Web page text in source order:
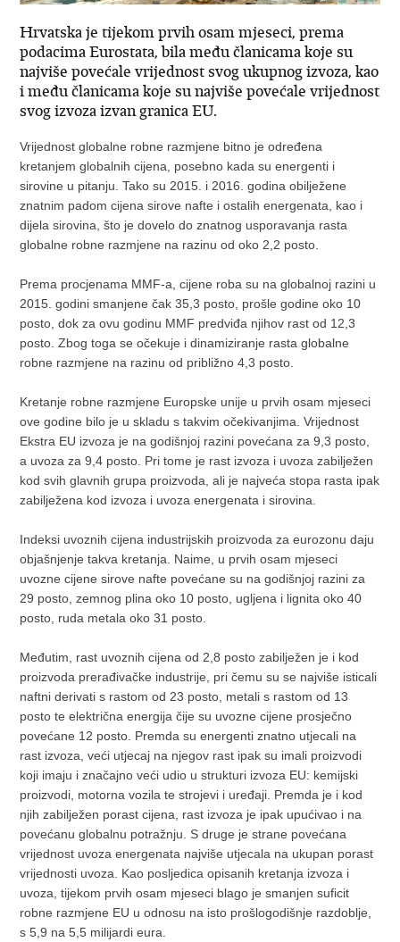
Hrvatska je tijekom prvih osam mjeseci, prema
podacima Eurostata, bila među članicama koje su
najviše povećale vrijednost svog ukupnog izvoza, kao
i među članicama koje su najviše povećale vrijednost
svog izvoza izvan granica EU.
Vrijednost globalne robne razmjene bitno je određena
kretanjem globalnih cijena, posebno kada su energenti i
sirovine u pitanju. Tako su 2015. i 2016. godina obilježene
znatnim padom cijena sirove nafte i ostalih energenata, kao i
dijela sirovina, što je dovelo do znatnog usporavanja rasta
globalne robne razmjene na razinu od oko 2,2 posto.
Prema procjenama MMF-a, cijene roba su na globalnoj razini u
2015. godini smanjene čak 35,3 posto, prošle godine oko 10
posto, dok za ovu godinu MMF predviđa njihov rast od 12,3
posto. Zbog toga se očekuje i dinamiziranje rasta globalne
robne razmjene na razinu od približno 4,3 posto.
Kretanje robne razmjene Europske unije u prvih osam mjeseci
ove godine bilo je u skladu s takvim očekivanjima. Vrijednost
Ekstra EU izvoza je na godišnjoj razini povećana za 9,3 posto,
a uvoza za 9,4 posto. Pri tome je rast izvoza i uvoza zabilježen
kod svih glavnih grupa proizvoda, ali je najveća stopa rasta ipak
zabilježena kod izvoza i uvoza energenata i sirovina.
Indeksi uvoznih cijena industrijskih proizvoda za eurozonu daju
objašnjenje takva kretanja. Naime, u prvih osam mjeseci
uvozne cijene sirove nafte povećane su na godišnjoj razini za
29 posto, zemnog plina oko 10 posto, ugljena i lignita oko 40
posto, ruda metala oko 31 posto.
Međutim, rast uvoznih cijena od 2,8 posto zabilježen je i kod
proizvoda prerađivačke industrije, pri čemu su se najviše isticali
naftni derivati s rastom od 23 posto, metali s rastom od 13
posto te električna energija čije su uvozne cijene prosječno
povećane 12 posto. Premda su energenti znatno utjecali na
rast izvoza, veći utjecaj na njegov rast ipak su imali proizvodi
koji imaju i značajno veći udio u strukturi izvoza EU: kemijski
proizvodi, motorna vozila te strojevi i uređaji. Premda je i kod
njih zabilježen porast cijena, rast izvoza je ipak upućivao i na
povećanu globalnu potražnju. S druge je strane povećana
vrijednost uvoza energenata najviše utjecala na ukupan porast
vrijednosti uvoza. Kao posljedica opisanih kretanja izvoza i
uvoza, tijekom prvih osam mjeseci blago je smanjen suficit
robne razmjene EU u odnosu na isto prošlogodišnje razdoblje,
s 5,9 na 5,5 milijardi eura.